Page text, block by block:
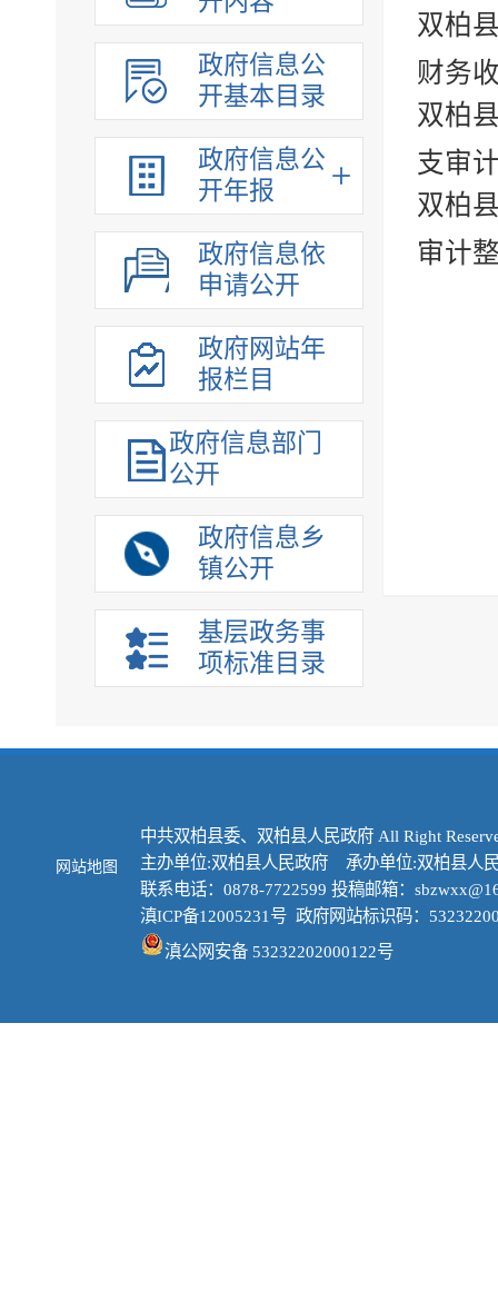
政府信息公
开基本目录
政府信息公
开年报
政府信息依
申请公开
政府网站年
报栏目
政府信息部门
公开
政府信息乡
镇公开
基层政务事
项标准目录
双柏
财务
双柏
支审
双柏
审计
网站地图
中共双柏县委、双柏县人民政府 All Right
主办单位:双柏县人民政府 承办单位:双柏县人
联系电话：0878-7722599 投稿邮箱：
滇ICP备12005231号 政府网站标识码：
滇公网安备 53232202000122号